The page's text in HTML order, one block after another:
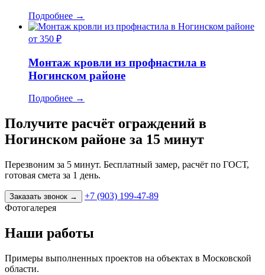
Подробнее →
от 350 ₽
Монтаж кровли из профнастила в
Ногинском районе
Подробнее →
Получите расчёт ограждений в
Ногинском районе за 15 минут
Перезвоним за 5 минут. Бесплатный замер, расчёт по ГОСТ,
готовая смета за 1 день.
Заказать звонок →
+7 (903) 199-47-89
Фотогалерея
Наши работы
Примеры выполненных проектов на объектах в Московской
области.